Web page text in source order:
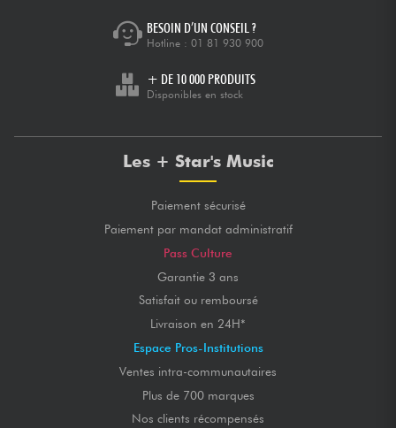
BESOIN D’UN CONSEIL ?
Hotline : 01 81 930 900
+ DE 10 000 PRODUITS
Disponibles en stock
Les + Star's Music
Paiement sécurisé
Paiement par mandat administratif
Pass Culture
Garantie 3 ans
Satisfait ou remboursé
Livraison en 24H*
Espace Pros-Institutions
Ventes intra-communautaires
Plus de 700 marques
Nos clients récompensés